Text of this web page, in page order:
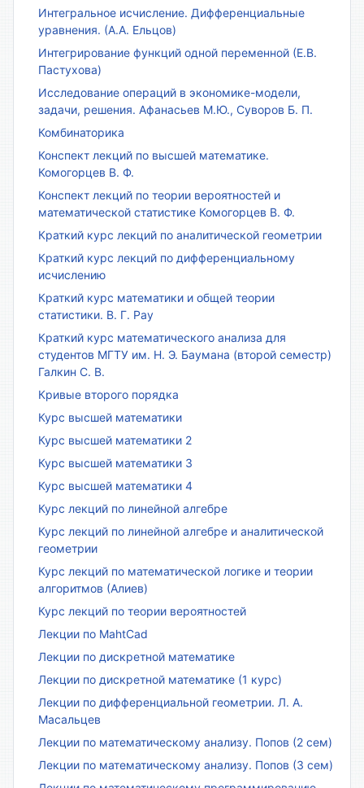
Интегральное исчисление. Дифференциальные
уравнения. (А.А. Ельцов)
Интегрирование функций одной переменной (Е.В.
Пастухова)
Исследование операций в экономике-модели,
задачи, решения. Афанасьев М.Ю., Суворов Б. П.
Комбинаторика
Конспект лекций по высшей математике.
Комогорцев В. Ф.
Конспект лекций по теории вероятностей и
математической статистике Комогорцев В. Ф.
Краткий курс лекций по аналитической геометрии
Краткий курс лекций по дифференциальному
исчислению
Краткий курс математики и общей теории
статистики. В. Г. Рау
Краткий курс математического анализа для
студентов МГТУ им. Н. Э. Баумана (второй семестр)
Галкин С. В.
Кривые второго порядка
Курс высшей математики
Курс высшей математики 2
Курс высшей математики 3
Курс высшей математики 4
Курс лекций по линейной алгебре
Курс лекций по линейной алгебре и аналитической
геометрии
Курс лекций по математической логике и теории
алгоритмов (Алиев)
Курс лекций по теории вероятностей
Лекции по MahtCad
Лекции по дискретной математике
Лекции по дискретной математике (1 курс)
Лекции по дифференциальной геометрии. Л. А.
Масальцев
Лекции по математическому анализу. Попов (2 сем)
Лекции по математическому анализу. Попов (3 сем)